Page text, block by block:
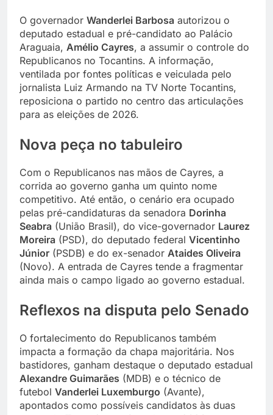
O governador Wanderlei Barbosa autorizou o
deputado estadual e pré-candidato ao Palácio
Araguaia, Amélio Cayres, a assumir o controle do
Republicanos no Tocantins. A informação,
ventilada por fontes políticas e veiculada pelo
jornalista Luiz Armando na TV Norte Tocantins,
reposiciona o partido no centro das articulações
para as eleições de 2026.
Nova peça no tabuleiro
Com o Republicanos nas mãos de Cayres, a
corrida ao governo ganha um quinto nome
competitivo. Até então, o cenário era ocupado
pelas pré-candidaturas da senadora Dorinha
Seabra (União Brasil), do vice-governador Laurez
Moreira (PSD), do deputado federal Vicentinho
Júnior (PSDB) e do ex-senador Ataides Oliveira
(Novo). A entrada de Cayres tende a fragmentar
ainda mais o campo ligado ao governo estadual.
Reflexos na disputa pelo Senado
O fortalecimento do Republicanos também
impacta a formação da chapa majoritária. Nos
bastidores, ganham destaque o deputado estadual
Alexandre Guimarães (MDB) e o técnico de
futebol Vanderlei Luxemburgo (Avante),
apontados como possíveis candidatos às duas